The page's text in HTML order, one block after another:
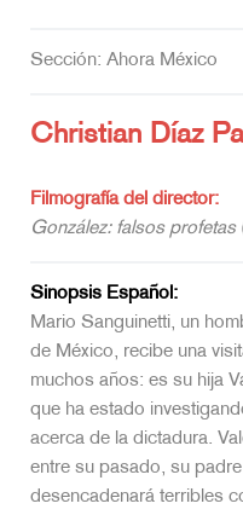
Sección: Ahora México
Christian Díaz
Filmografía del director:
González: falsos profetas
Sinopsis Español:
Mario Sanguinetti, un
de México, recibe una
muchos años: es su hija
que ha estado
acerca de la dictadura.
entre su pasado, su
desencadenará terribles